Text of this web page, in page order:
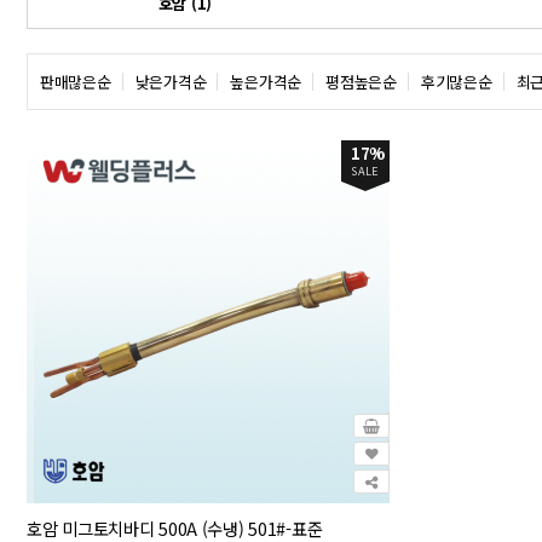
판매많은순 낮은가격순 높은가격순 평점높은순 후기많은순 최
17%
SALE
호암 미그토치바디 500A (수냉) 501#-표준